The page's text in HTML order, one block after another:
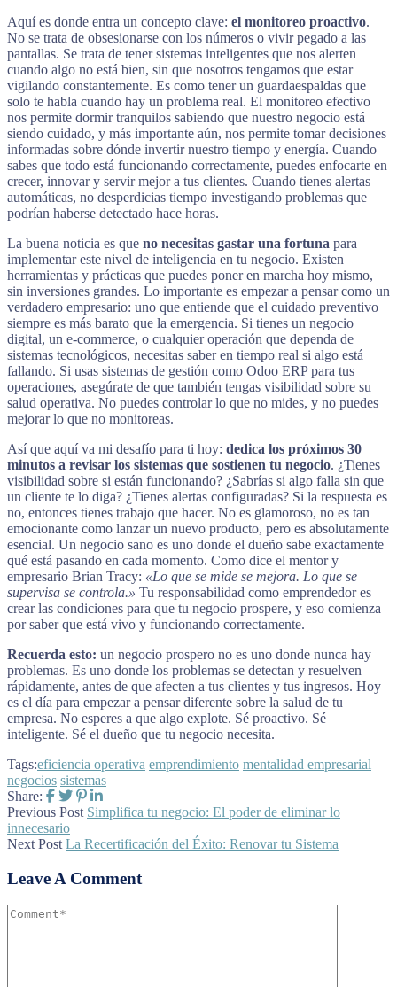
Aquí es donde entra un concepto clave: el monitoreo proactivo.
No se trata de obsesionarse con los números o vivir pegado a las
pantallas. Se trata de tener sistemas inteligentes que nos alerten
cuando algo no está bien, sin que nosotros tengamos que estar
vigilando constantemente. Es como tener un guardaespaldas que
solo te habla cuando hay un problema real. El monitoreo efectivo
nos permite dormir tranquilos sabiendo que nuestro negocio está
siendo cuidado, y más importante aún, nos permite tomar decisiones
informadas sobre dónde invertir nuestro tiempo y energía. Cuando
sabes que todo está funcionando correctamente, puedes enfocarte en
crecer, innovar y servir mejor a tus clientes. Cuando tienes alertas
automáticas, no desperdicias tiempo investigando problemas que
podrían haberse detectado hace horas.
La buena noticia es que no necesitas gastar una fortuna para
implementar este nivel de inteligencia en tu negocio. Existen
herramientas y prácticas que puedes poner en marcha hoy mismo,
sin inversiones grandes. Lo importante es empezar a pensar como un
verdadero empresario: uno que entiende que el cuidado preventivo
siempre es más barato que la emergencia. Si tienes un negocio
digital, un e-commerce, o cualquier operación que dependa de
sistemas tecnológicos, necesitas saber en tiempo real si algo está
fallando. Si usas sistemas de gestión como Odoo ERP para tus
operaciones, asegúrate de que también tengas visibilidad sobre su
salud operativa. No puedes controlar lo que no mides, y no puedes
mejorar lo que no monitoreas.
Así que aquí va mi desafío para ti hoy: dedica los próximos 30
minutos a revisar los sistemas que sostienen tu negocio. ¿Tienes
visibilidad sobre si están funcionando? ¿Sabrías si algo falla sin que
un cliente te lo diga? ¿Tienes alertas configuradas? Si la respuesta es
no, entonces tienes trabajo que hacer. No es glamoroso, no es tan
emocionante como lanzar un nuevo producto, pero es absolutamente
esencial. Un negocio sano es uno donde el dueño sabe exactamente
qué está pasando en cada momento. Como dice el mentor y
empresario Brian Tracy: «Lo que se mide se mejora. Lo que se
supervisa se controla.» Tu responsabilidad como emprendedor es
crear las condiciones para que tu negocio prospere, y eso comienza
por saber que está vivo y funcionando correctamente.
Recuerda esto: un negocio prospero no es uno donde nunca hay
problemas. Es uno donde los problemas se detectan y resuelven
rápidamente, antes de que afecten a tus clientes y tus ingresos. Hoy
es el día para empezar a pensar diferente sobre la salud de tu
empresa. No esperes a que algo explote. Sé proactivo. Sé
inteligente. Sé el dueño que tu negocio necesita.
Tags:eficiencia operativa emprendimiento mentalidad empresarial
negocios sistemas
Share:
Previous Post Simplifica tu negocio: El poder de eliminar lo
innecesario
Next Post La Recertificación del Éxito: Renovar tu Sistema
Leave A Comment